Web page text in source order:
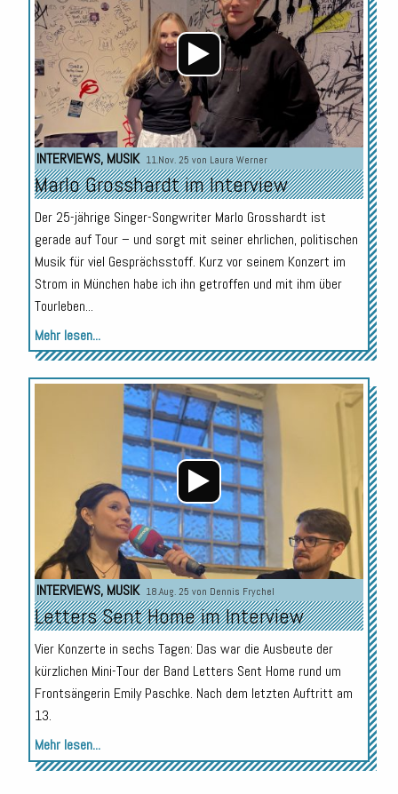
INTERVIEWS, MUSIK 11.Nov. 25 von Laura Werner
Marlo Grosshardt im Interview
Der 25-jährige Singer-Songwriter Marlo Grosshardt ist
gerade auf Tour – und sorgt mit seiner ehrlichen, politischen
Musik für viel Gesprächsstoff. Kurz vor seinem Konzert im
Strom in München habe ich ihn getroffen und mit ihm über
Tourleben...
Mehr lesen...
Audio-
Player
INTERVIEWS, MUSIK 18.Aug. 25 von Dennis Frychel
Letters Sent Home im Interview
Vier Konzerte in sechs Tagen: Das war die Ausbeute der
kürzlichen Mini-Tour der Band Letters Sent Home rund um
Frontsängerin Emily Paschke. Nach dem letzten Auftritt am
13.
Mehr lesen...